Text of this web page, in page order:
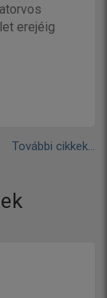
erejéig
További cikkek...